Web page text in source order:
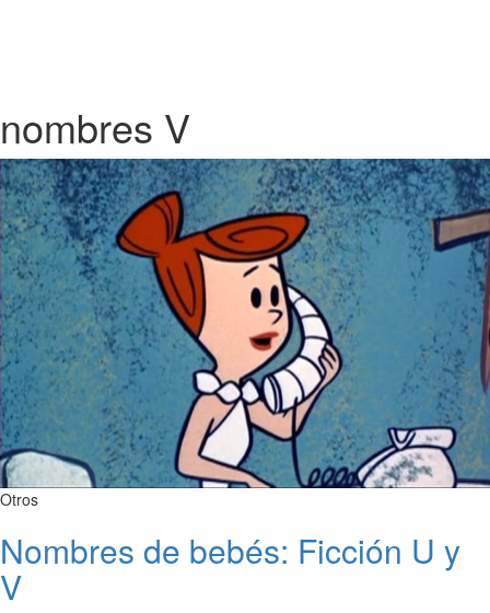
nombres V
Otros
Nombres de bebés: Ficción U y
V